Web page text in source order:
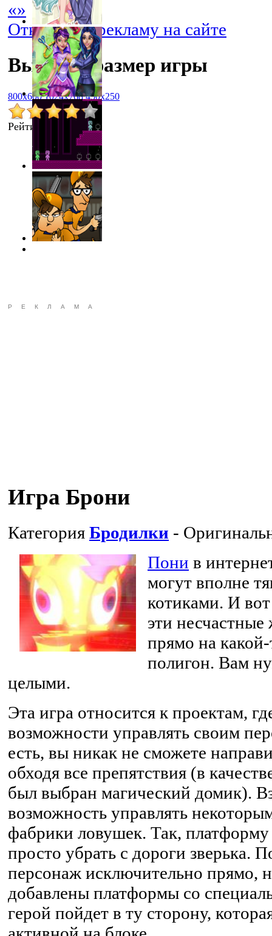
«»
Отключить рекламу на сайте
Выбрать размер игры
800x600 1024x768 450x250
Рейтинг
РЕКЛАМА
Игра Брони
Категория Бродилки -
Пони в
могут вполне
котиками. И вот
эти
прямо на
полигон. Вам
целыми.
Эта игра относится к проектам,
возможности управлять своим
есть, вы никак не сможете
обходя все препятствия (в
был выбран магический домик).
возможность управлять
фабрики ловушек. Так,
просто убрать с дороги зверька.
персонаж исключительно прямо,
добавлены платформы со
герой пойдет в ту сторону,